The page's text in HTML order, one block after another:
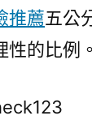
推薦五公
性的比例